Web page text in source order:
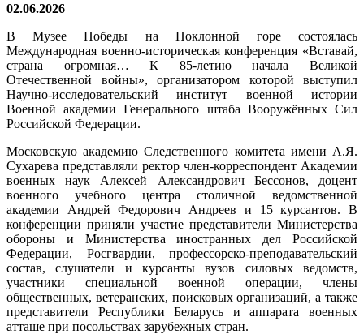
02.06.2026
В Музее Победы на Поклонной горе состоялась
Международная военно-историческая конференция «Вставай,
страна огромная… К 85-летию начала Великой
Отечественной войны», организатором которой выступил
Научно-исследовательский институт военной истории
Военной академии Генерального штаба Вооружённых Сил
Российской Федерации.
Московскую академию Следственного комитета имени А.Я.
Сухарева представляли ректор член-корреспондент Академии
военных наук Алексей Александрович Бессонов, доцент
военного учебного центра столичной ведомственной
академии Андрей Федорович Андреев и 15 курсантов. В
конференции приняли участие представители Министерства
обороны и Министерства иностранных дел Российской
Федерации, Росгвардии, профессорско-преподавательский
состав, слушатели и курсанты вузов силовых ведомств,
участники специальной военной операции, члены
общественных, ветеранских, поисковых организаций, а также
представители Республики Беларусь и аппарата военных
атташе при посольствах зарубежных стран.